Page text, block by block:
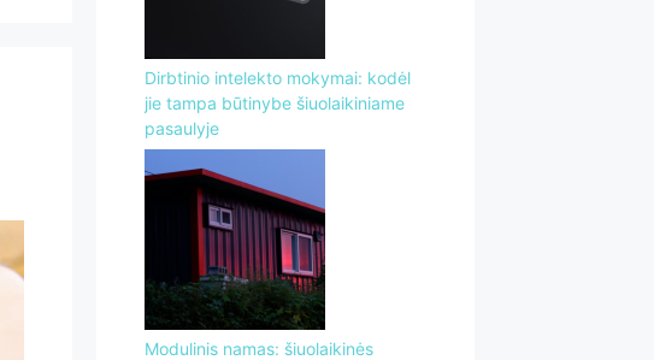
Dirbtinio intelekto mokymai: kodėl
jie tampa būtinybe šiuolaikiniame
pasaulyje
Modulinis namas: šiuolaikinės